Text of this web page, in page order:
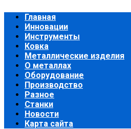
Главная
Инновации
Инструменты
Ковка
Металлические изделия
О металлах
Оборудование
Производство
Разное
Станки
Новости
Карта сайта